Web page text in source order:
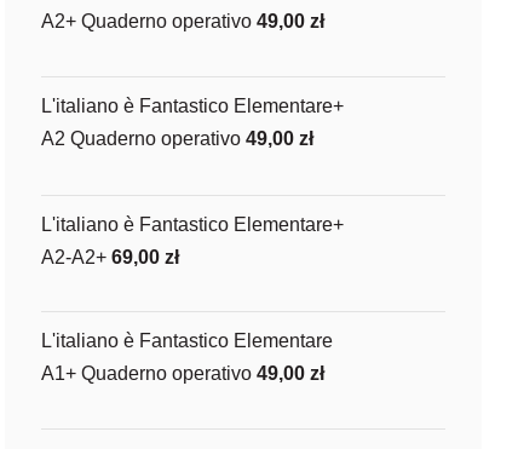
A2+ Quaderno operativo 49,00zł
L'italiano è Fantastico Elementare+
A2 Quaderno operativo 49,00zł
L'italiano è Fantastico Elementare+
A2-A2+ 69,00zł
L'italiano è Fantastico Elementare
A1+ Quaderno operativo 49,00zł